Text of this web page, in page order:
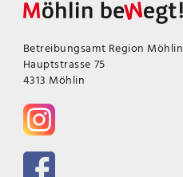
Betreibungsamt Region Möhlin
Hauptstrasse 75
4313 Möhlin